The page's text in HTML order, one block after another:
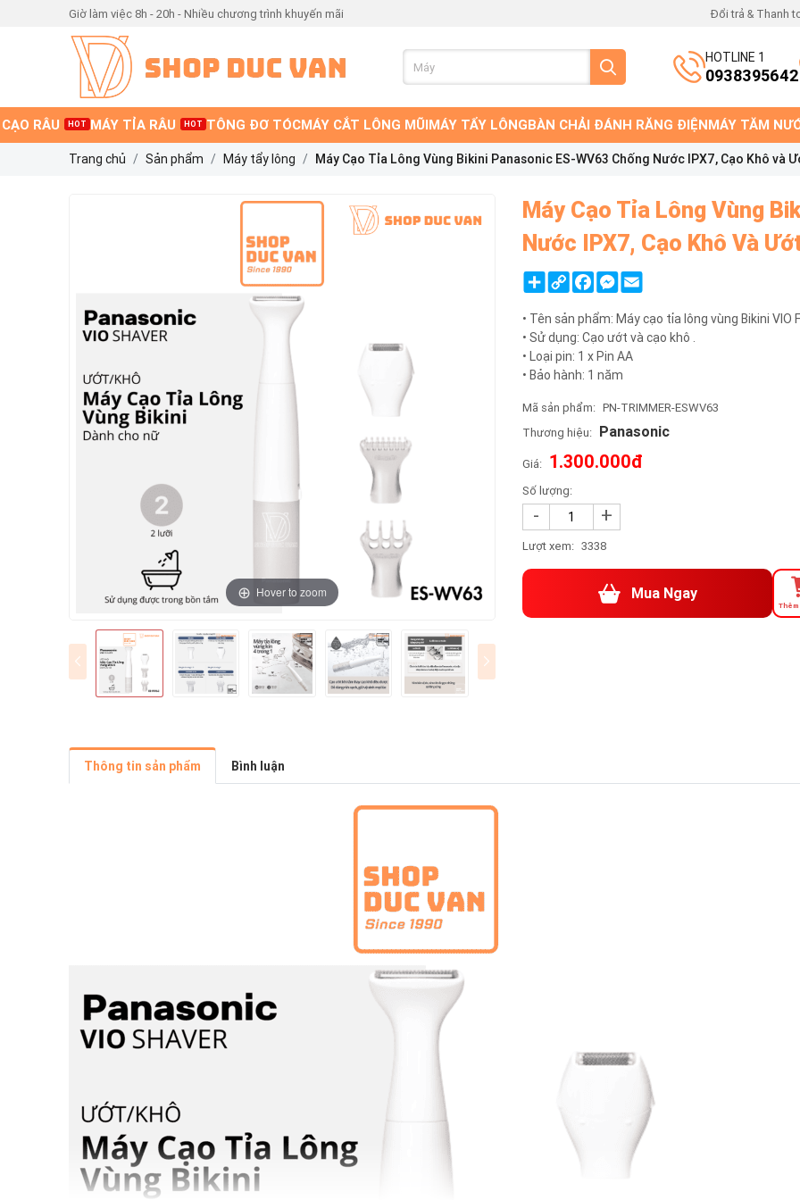
Giờ làm việc 8h - 20h - Nhiều chương trình khuyến mãi Đổi trả & Thanh
HOTLINE 1
0938395642
RÂU HOT MÁY TỈA RÂU HOT TÔNG ĐƠ TÓCMÁY CẮT LÔNG MŨIMÁY TẨY LÔNGBÀN CHẢI ĐÁNH RĂNG ĐIỆNMÁY TĂM
Trang chủ Sản phẩm Máy tẩy lông Máy Cạo Tỉa Lông Vùng Bikini Panasonic ES-WV63 Chống Nước IPX7, Cạo Khô và
Hover to zoom
Máy Cạo Tỉa Lông Vùng
Nước IPX7, Cạo Khô Và
ShareCopy
Link
FacebookMessenger
Email
• Tên sản phẩm: Máy cạo tỉa lông vùng Bikini VIO
• Sử dụng: Cạo ướt và cạo khô .
• Loại pin: 1 x Pin AA
• Bảo hành: 1 năm
Mã sản phẩm: PN-TRIMMER-ESWV63
Thương hiệu: Panasonic
Giá: 1.300.000đ
Số lượng:
- +
Lượt xem: 3338
Mua Ngay
Thêm
Thông tin sản phẩm Bình luận